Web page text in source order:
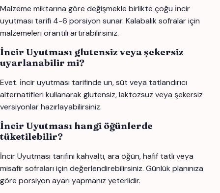
Malzeme miktarına göre değişmekle birlikte çoğu i̇ncir
uyutması tarifi 4-6 porsiyon sunar. Kalabalık sofralar için
malzemeleri orantılı artırabilirsiniz.
İncir Uyutması glutensiz veya şekersiz
uyarlanabilir mi?
Evet. i̇ncir uyutması tarifinde un, süt veya tatlandırıcı
alternatifleri kullanarak glutensiz, laktozsuz veya şekersiz
versiyonlar hazırlayabilirsiniz.
İncir Uyutması hangi öğünlerde
tüketilebilir?
İncir Uyutması tarifini kahvaltı, ara öğün, hafif tatlı veya
misafir sofraları için değerlendirebilirsiniz. Günlük planınıza
göre porsiyon ayarı yapmanız yeterlidir.